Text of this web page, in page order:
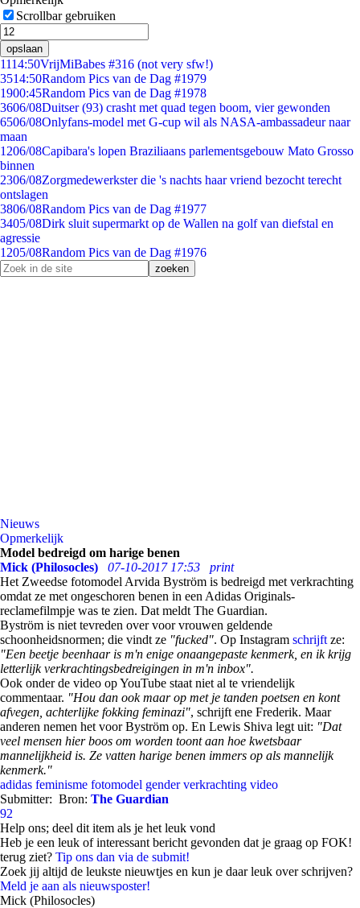
Scrollbar gebruiken
opslaan
1114:50VrijMiBabes #316 (not very sfw!)
3514:50Random Pics van de Dag #1979
1900:45Random Pics van de Dag #1978
3606/08Duitser (93) crasht met quad tegen boom, vier gewonden
6506/08Onlyfans-model met G-cup wil als NASA-ambassadeur naar
maan
1206/08Capibara's lopen Braziliaans parlementsgebouw Mato Grosso
binnen
2306/08Zorgmedewerkster die 's nachts haar vriend bezocht terecht
ontslagen
3806/08Random Pics van de Dag #1977
3405/08Dirk sluit supermarkt op de Wallen na golf van diefstal en
agressie
1205/08Random Pics van de Dag #1976
Nieuws
Opmerkelijk
Model bedreigd om harige benen
Mick (Philosocles)
07-10-2017 17:53
print
Het Zweedse fotomodel Arvida Byström is bedreigd met verkrachting
omdat ze met ongeschoren benen in een Adidas Originals-
reclamefilmpje was te zien. Dat meldt The Guardian.
Byström is niet tevreden over voor vrouwen geldende
schoonheidsnormen; die vindt ze "fucked". Op Instagram schrijft ze:
"Een beetje beenhaar is m'n enige onaangepaste kenmerk, en ik krijg
letterlijk verkrachtingsbedreigingen in m'n inbox".
Ook onder de video op YouTube staat niet al te vriendelijk
commentaar. "Hou dan ook maar op met je tanden poetsen en kont
afvegen, achterlijke fokking feminazi", schrijft ene Frederik. Maar
anderen nemen het voor Byström op. En Lewis Shiva legt uit: "Dat
veel mensen hier boos om worden toont aan hoe kwetsbaar
mannelijkheid is. Ze vatten harige benen immers op als mannelijk
kenmerk."
adidas feminisme fotomodel gender verkrachting video
Submitter: Bron: The Guardian
92
Help ons; deel dit item als je het leuk vond
Heb je een leuk of interessant bericht gevonden dat je graag op FOK!
terug ziet? Tip ons dan via de submit!
Zoek jij altijd de leukste nieuwtjes en kun je daar leuk over schrijven?
Meld je aan als nieuwsposter!
Mick (Philosocles)